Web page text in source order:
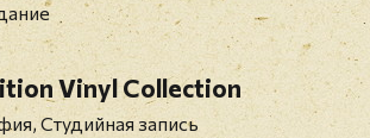
Vinyl Collection
Студийная запись